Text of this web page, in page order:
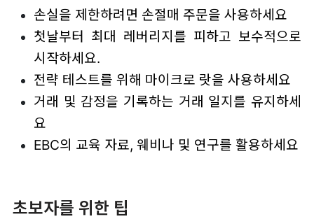
손실을 제한하려면 손절매 주문을 사용하세요
첫날부터 최대 레버리지를 피하고 보수적으로
시작하세요.
전략 테스트를 위해 마이크로 랏을 사용하세요
거래 및 감정을 기록하는 거래 일지를 유지하세
요
EBC의 교육 자료, 웨비나 및 연구를 활용하세요
초보자를 위한 팁